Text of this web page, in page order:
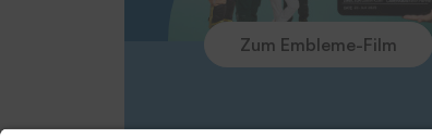
Zum Embleme-Film